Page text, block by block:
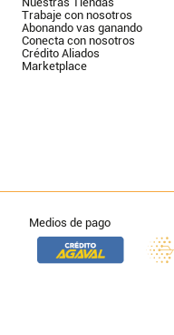
Trabaje con nosotros
Abonando vas ganando
Conecta con nosotros
Crédito Aliados
Marketplace
Medios de pago